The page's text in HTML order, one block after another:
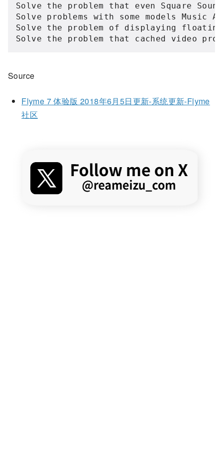
Solve the problem that even Square
Solve problems with some models Music
Solve the problem of displaying
Solve the problem that cached video
Source
Flyme 7 体验版 2018年6月5日更新-系统更新-Flyme
社区